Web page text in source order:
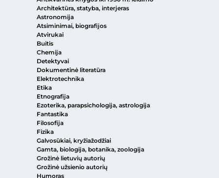
Architektūra, statyba, interjeras
Astronomija
Atsiminimai, biografijos
Atvirukai
Buitis
Chemija
Detektyvai
Dokumentinė literatūra
Elektrotechnika
Etika
Etnografija
Ezoterika, parapsichologija, astrologija
Fantastika
Filosofija
Fizika
Galvosūkiai, kryžiažodžiai
Gamta, biologija, botanika, zoologija
Grožinė lietuvių autorių
Grožinė užsienio autorių
Humoras